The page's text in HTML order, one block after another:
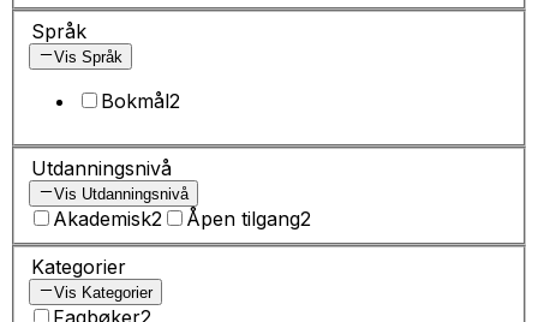
Språk
Vis Språk
Bokmål2
Utdanningsnivå
Vis Utdanningsnivå
Akademisk2 Åpen tilgang2
Kategorier
Vis Kategorier